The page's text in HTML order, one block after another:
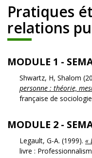
Pratiques
relations
MODULE 1 -
Shwartz, H, Shalom
personne : théorie,
française de
MODULE 2 -
Legault, G-A. (1999). «
livre :